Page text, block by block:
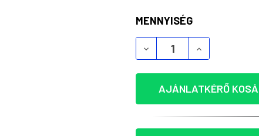
KÉSZLET:
MENNYISÉG
AJÁNLATKÉRŐ